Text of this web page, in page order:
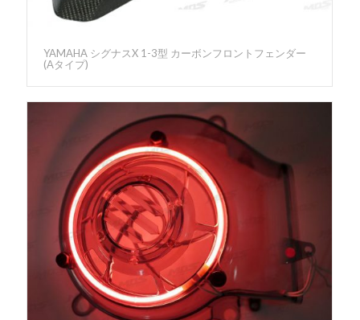
YAMAHA シグナスX 1-3型 カーボンフロントフェンダー
(Aタイプ)